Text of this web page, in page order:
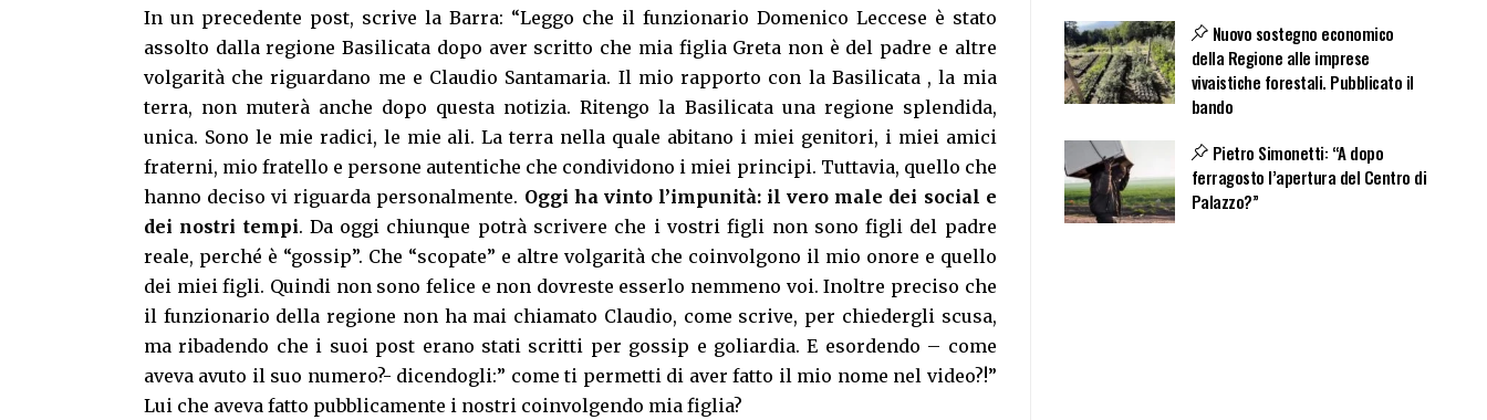
In un precedente post, scrive la Barra: “Leggo che il funzionario Domenico Leccese è stato
assolto dalla regione Basilicata dopo aver scritto che mia figlia Greta non è del padre e altre
volgarità che riguardano me e Claudio Santamaria. Il mio rapporto con la Basilicata , la mia
terra, non muterà anche dopo questa notizia. Ritengo la Basilicata una regione splendida,
unica. Sono le mie radici, le mie ali. La terra nella quale abitano i miei genitori, i miei amici
fraterni, mio fratello e persone autentiche che condividono i miei principi. Tuttavia, quello che
hanno deciso vi riguarda personalmente. Oggi ha vinto l’impunità: il vero male dei social e
dei nostri tempi. Da oggi chiunque potrà scrivere che i vostri figli non sono figli del padre
reale, perché è “gossip”. Che “scopate” e altre volgarità che coinvolgono il mio onore e quello
dei miei figli. Quindi non sono felice e non dovreste esserlo nemmeno voi. Inoltre preciso che
il funzionario della regione non ha mai chiamato Claudio, come scrive, per chiedergli scusa,
ma ribadendo che i suoi post erano stati scritti per gossip e goliardia. E esordendo – come
aveva avuto il suo numero?- dicendogli:” come ti permetti di aver fatto il mio nome nel video?!”
Lui che aveva fatto pubblicamente i nostri coinvolgendo mia figlia?
Nuovo sostegno economico
della Regione alle imprese
vivaistiche forestali. Pubblicato il
bando
Pietro Simonetti: “A dopo
ferragosto l’apertura del Centro di
Palazzo?”